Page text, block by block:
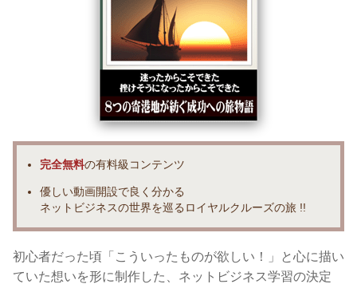
完全無料の有料級コンテンツ
優しい動画開設で良く分かる
ネットビジネスの世界を巡るロイヤルクルーズの旅 !!
初心者だった頃「こういったものが欲しい！」と心に描い
ていた想いを形に制作した、ネットビジネス学習の決定